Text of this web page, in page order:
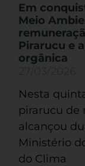
Em
Meio
Pirarucu e
orgânica
Nesta
pirarucu de
alcançou
Ministério
do Clima